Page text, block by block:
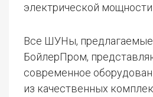
электрической
Все ШУНы,
БойлерПром,
современное
из качественных